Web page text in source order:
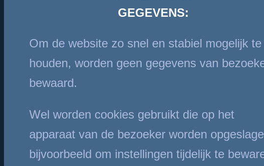
GEGEVENS:
Om de website zo snel en stabiel mogelijk te
houden, worden geen gegevens van
bewaard.
Wel worden cookies gebruikt die op het
apparaat van de bezoeker worden
bijvoorbeeld om instellingen tijdelijk te